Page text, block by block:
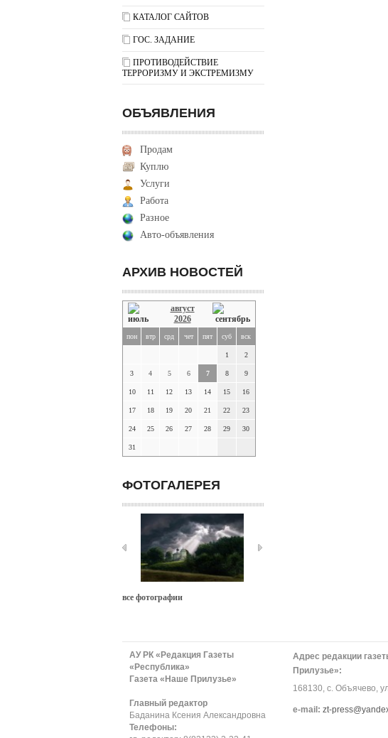
КАТАЛОГ САЙТОВ
ГОС. ЗАДАНИЕ
ПРОТИВОДЕЙСТВИЕ
ТЕРРОРИЗМУ И ЭКСТРЕМИЗМУ
ОБЪЯВЛЕНИЯ
Продам
Куплю
Услуги
Работа
Разное
Авто-объявления
АРХИВ НОВОСТЕЙ
август
2026
пон втр срд чет пят суб вск
1 2
3 4 5 6 7 8 9
10 11 12 13 14 15 16
17 18 19 20 21 22 23
24 25 26 27 28 29 30
31
ФОТОГАЛЕРЕЯ
все фотографии
АУ РК «Редакция Газеты
«Республика»
Газета «Наше Прилузье»
Главный редактор
Баданина Ксения Александровна
Телефоны:
Адрес редакции
Прилузье»:
168130, с. Объячево,
е-mail: zt-